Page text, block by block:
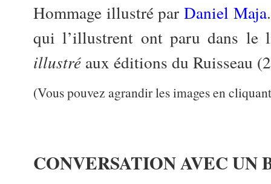
Hommage illustré par Daniel Maja
qui l’illustrent ont paru dans
illustré aux éditions du Ruisseau
(Vous pouvez agrandir les images en
CONVERSATION AVEC UN